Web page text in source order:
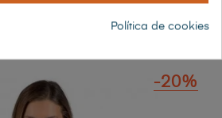
-20%
Política de cookies